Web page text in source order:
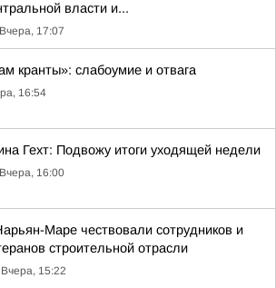
власти и...
Вчера, 17:07
кранты»: слабоумие и отвага
16:54
Гехт: Подвожу итоги уходящей недели
Вчера, 16:00
Маре чествовали сотрудников и
строительной отрасли
Вчера, 15:22